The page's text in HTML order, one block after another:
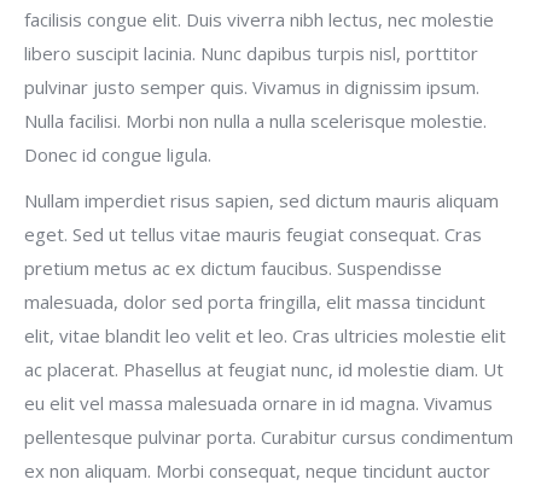
facilisis congue elit. Duis viverra nibh lectus, nec molestie
libero suscipit lacinia. Nunc dapibus turpis nisl, porttitor
pulvinar justo semper quis. Vivamus in dignissim ipsum.
Nulla facilisi. Morbi non nulla a nulla scelerisque molestie.
Donec id congue ligula.
Nullam imperdiet risus sapien, sed dictum mauris aliquam
eget. Sed ut tellus vitae mauris feugiat consequat. Cras
pretium metus ac ex dictum faucibus. Suspendisse
malesuada, dolor sed porta fringilla, elit massa tincidunt
elit, vitae blandit leo velit et leo. Cras ultricies molestie elit
ac placerat. Phasellus at feugiat nunc, id molestie diam. Ut
eu elit vel massa malesuada ornare in id magna. Vivamus
pellentesque pulvinar porta. Curabitur cursus condimentum
ex non aliquam. Morbi consequat, neque tincidunt auctor